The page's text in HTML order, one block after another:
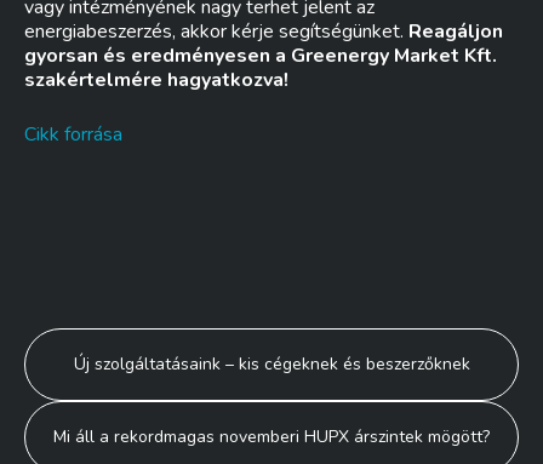
vagy intézményének nagy terhet jelent az
energiabeszerzés, akkor kérje segítségünket. Reagáljon
gyorsan és eredményesen a Greenergy Market Kft.
szakértelmére hagyatkozva!
Cikk forrása
Bejegyzés
navigáció
Új szolgáltatásaink – kis cégeknek és beszerzőknek
Mi áll a rekordmagas novemberi HUPX árszintek mögött?